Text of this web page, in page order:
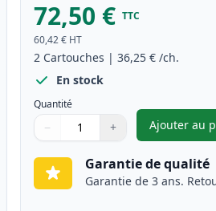
72,50 € TTC
60,42 € HT
2 Cartouches | 36,25 € /ch.
En stock
Quantité
Quantité
Utilisez les boutons pour ajuster
− +
Quantité
Ajouter au
,
Garantie de qualité
Garantie de 3 ans.